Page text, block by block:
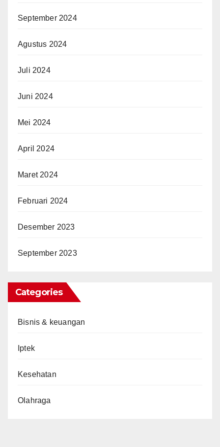
September 2024
Agustus 2024
Juli 2024
Juni 2024
Mei 2024
April 2024
Maret 2024
Februari 2024
Desember 2023
September 2023
Categories
Bisnis & keuangan
Iptek
Kesehatan
Olahraga